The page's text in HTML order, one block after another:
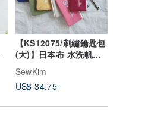
【KS12075/刺繡鑰匙包
(大)】日本布 水洗帆布
SewKim
US$ 34.75